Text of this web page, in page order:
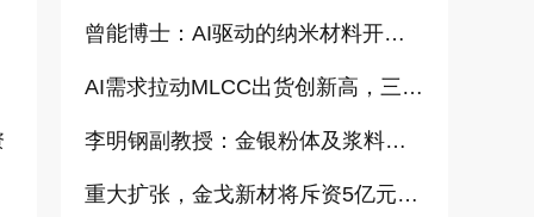
曾能博士：AI驱动的纳米材料开发新范式技术研究及基地建设（报告）
AI需求拉动MLCC出货创新高，三星、太阳诱电相继涨价
李明钢副教授：金银粉体及浆料增值化路径探讨（报告）
重大扩张，金戈新材将斥资5亿元打造“功能性粉体新材料智能制造基地”